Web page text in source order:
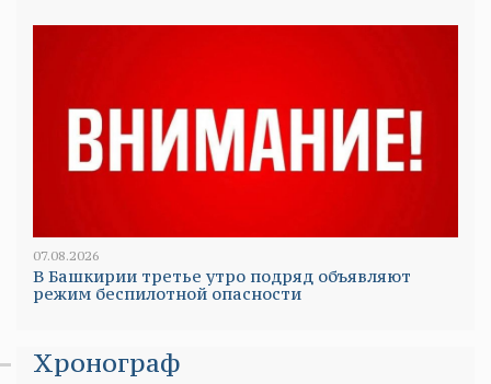
07.08.2026
В Башкирии третье утро подряд объявляют
режим беспилотной опасности
Хронограф